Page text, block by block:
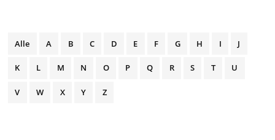
Alle A B C D E F G H I J
K L M N O P Q R S T U
V W X Y Z